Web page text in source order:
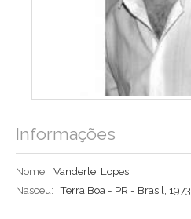
Informações
Nome: Vanderlei Lopes
Nasceu: Terra Boa - PR - Brasil, 1973